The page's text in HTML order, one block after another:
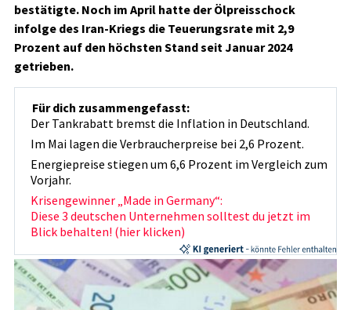
bestätigte. Noch im April hatte der Ölpreisschock
infolge des Iran-Kriegs die Teuerungsrate mit 2,9
Prozent auf den höchsten Stand seit Januar 2024
getrieben.
Für dich zusammengefasst:
Der Tankrabatt bremst die Inflation in Deutschland.
Im Mai lagen die Verbraucherpreise bei 2,6 Prozent.
Energiepreise stiegen um 6,6 Prozent im Vergleich zum
Vorjahr.
Krisengewinner „Made in Germany“:
Diese 3 deutschen Unternehmen solltest du jetzt im
Blick behalten! (hier klicken)